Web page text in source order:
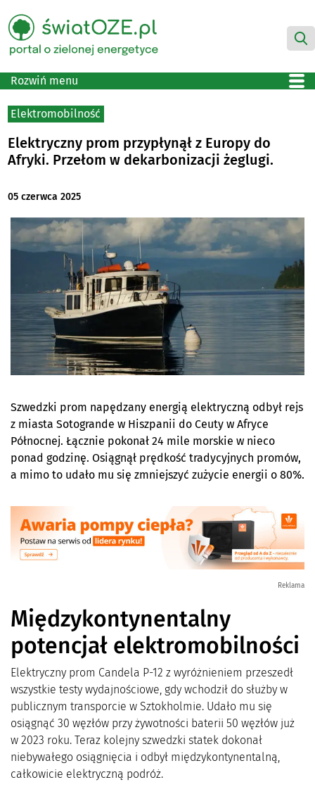
Rozwiń menu
Elektromobilność
Elektryczny prom przypłynął z Europy do
Afryki. Przełom w dekarbonizacji żeglugi.
05 czerwca 2025
Szwedzki prom napędzany energią elektryczną odbył rejs
z miasta Sotogrande w Hiszpanii do Ceuty w Afryce
Północnej. Łącznie pokonał 24 mile morskie w nieco
ponad godzinę. Osiągnął prędkość tradycyjnych promów,
a mimo to udało mu się zmniejszyć zużycie energii o 80%.
Reklama
Międzykontynentalny
potencjał elektromobilności
Elektryczny prom Candela P-12 z wyróżnieniem przeszedł
wszystkie testy wydajnościowe, gdy wchodził do służby w
publicznym transporcie w Sztokholmie. Udało mu się
osiągnąć 30 węzłów przy żywotności baterii 50 węzłów już
w 2023 roku. Teraz kolejny szwedzki statek dokonał
niebywałego osiągnięcia i odbył międzykontynentalną,
całkowicie elektryczną podróż.